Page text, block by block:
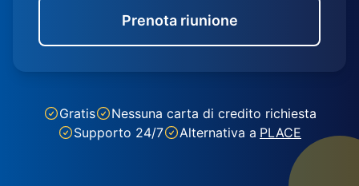
Prenota riunione
Gratis
Nessuna carta di credito richiesta
Supporto 24/7
Alternativa a PLACE